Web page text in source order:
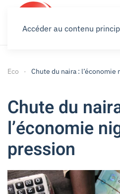
Accéder au contenu
Eco Chute du naira :
Chute du
l’économie
pression